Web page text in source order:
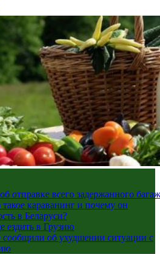
отправке всего задержанного
караванинг и почему он
в Беларуси?
ездить в Грузию
об ухудшении ситуации с